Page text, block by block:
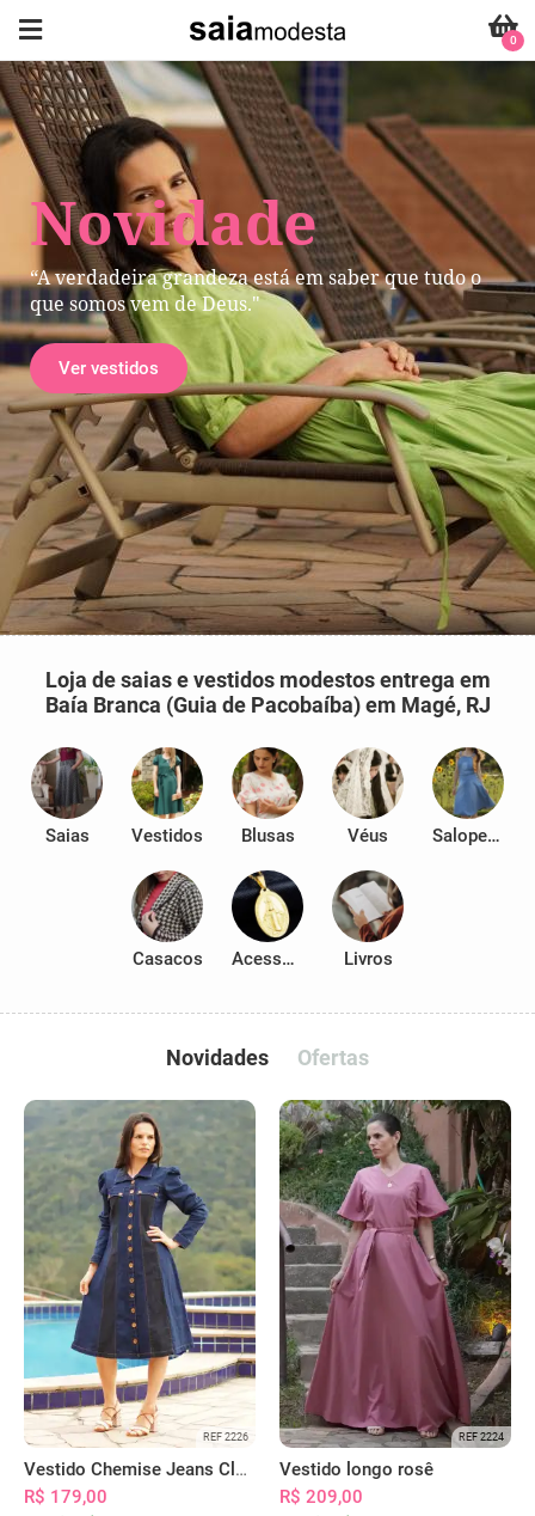
Novidade
“A verdadeira grandeza está em saber que tudo o
que somos vem de Deus."
Ver vestidos
0
Loja de saias e vestidos modestos entrega em
Baía Branca (Guia de Pacobaíba) em Magé, RJ
Saias Vestidos Blusas Véus Salopetes
Casacos Acessórios Livros
Novidades Ofertas
REF 2226
Vestido Chemise Jeans Clássica Serena
R$ 179,00
REF 2224
Vestido longo rosê
R$ 209,00